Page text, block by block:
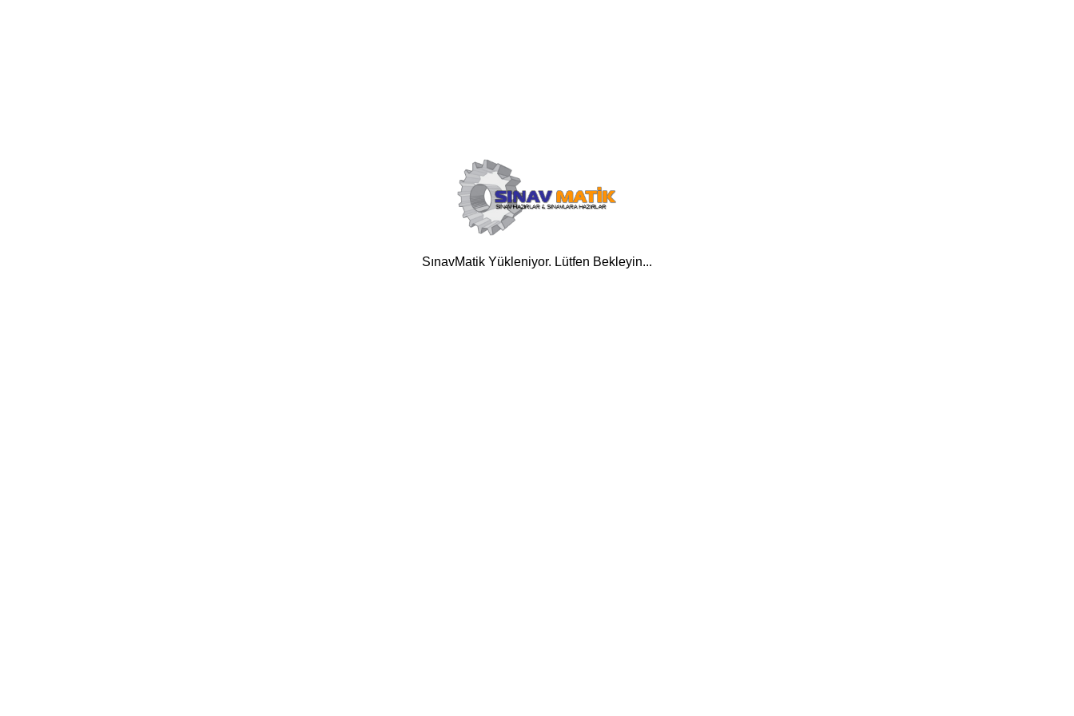
SınavMatik Yükleniyor. Lütfen Bekleyin...